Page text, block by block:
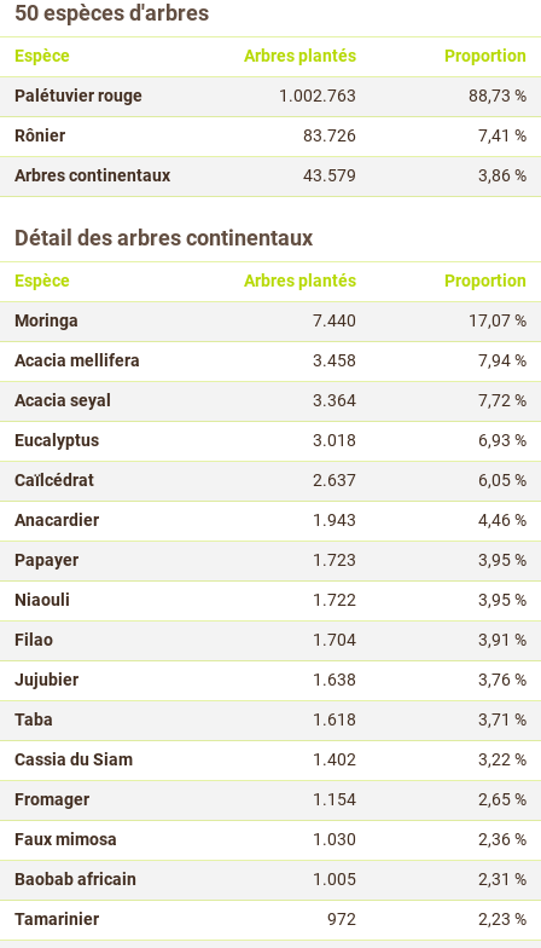
50 espèces d'arbres
Espèce Arbres plantés
Proportion
Palétuvier rouge
1.002.763
88,73 %
Rônier
83.726
7,41 %
Arbres continentaux
43.579 3,86 %
Détail des arbres continentaux
Espèce Arbres plantés
Proportion
Moringa
7.440
17,07 %
Acacia mellifera
3.458
7,94 %
Acacia seyal
3.364
7,72 %
Eucalyptus
3.018
6,93 %
Caïlcédrat
2.637
6,05 %
Anacardier
1.943
4,46 %
Papayer
1.723
3,95 %
Niaouli
1.722
3,95 %
Filao
1.704
3,91 %
Jujubier
1.638
3,76 %
Taba
1.618
3,71 %
Cassia du Siam
1.402
3,22 %
Fromager
1.154
2,65 %
Faux mimosa
1.030
2,36 %
Baobab africain
1.005
2,31 %
Tamarinier
972
2,23 %